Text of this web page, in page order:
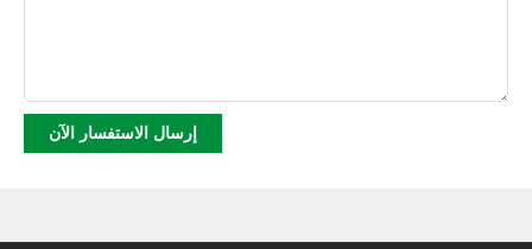
إرسال الاستفسار الآن